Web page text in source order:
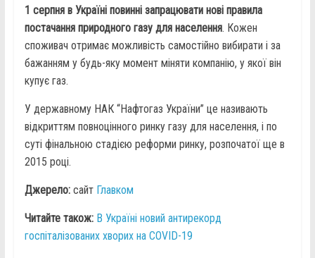
1 серпня в Україні повинні запрацювати нові правила
постачання природного газу для населення. Кожен
споживач отримає можливість самостійно вибирати і за
бажанням у будь-яку момент міняти компанію, у якої він
купує газ.
У державному НАК “Нафтогаз України” це називають
відкриттям повноцінного ринку газу для населення, і по
суті фінальною стадією реформи ринку, розпочатої ще в
2015 році.
Джерело: сайт Главком
Читайте також: В Україні новий антирекорд
госпіталізованих хворих на COVID-19